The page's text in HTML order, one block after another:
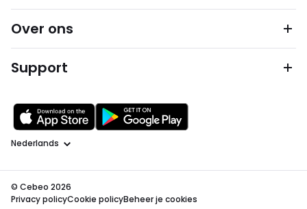
Over ons
Support
Taal
© Cebeo 2026
Privacy policyCookie policyBeheer je cookies